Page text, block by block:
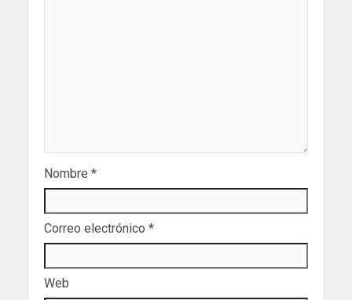
Nombre *
Correo electrónico *
Web